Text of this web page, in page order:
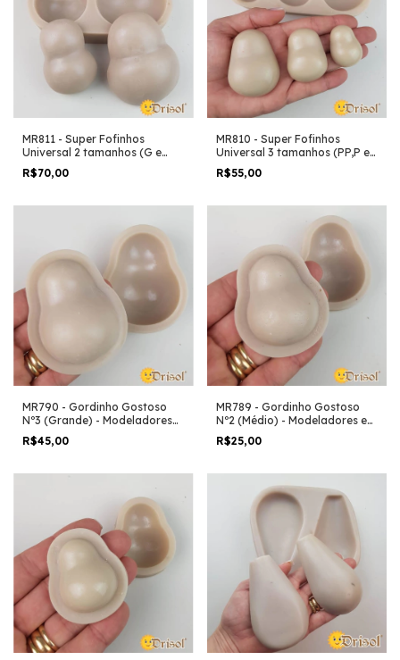
MR811 - Super Fofinhos
Universal 2 tamanhos (G e
GG) - Modeladores em Resina
R$70,00
MR810 - Super Fofinhos
Universal 3 tamanhos (PP,P e
M) - Modeladores em Resina
R$55,00
MR790 - Gordinho Gostoso
Nº3 (Grande) - Modeladores
em Resina
R$45,00
MR789 - Gordinho Gostoso
Nº2 (Médio) - Modeladores em
Resina
R$25,00